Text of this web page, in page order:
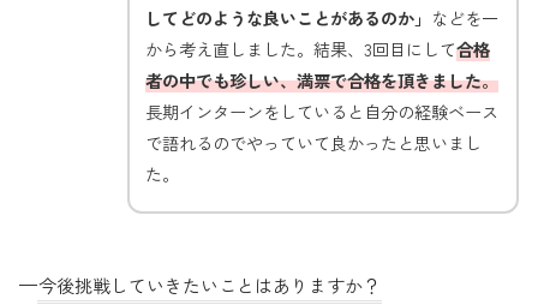
してどのような良いことがあるのか」 などを一
から考え直しました。結果、3回目にして合格
者の中でも珍しい、満票で合格を頂きました。
長期インターンをしていると自分の経験ベース
で語れるのでやっていて良かったと思いまし
た。
—今後挑戦していきたいことはありますか？